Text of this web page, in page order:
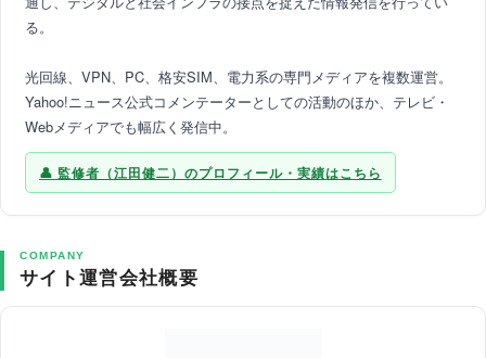
る。
光回線、VPN、PC、格安SIM、電力系の専門メディアを複数運営。
Yahoo!ニュース公式コメンテーターとしての活動のほか、テレビ・
Webメディアでも幅広く発信中。
監修者（江田健二）のプロフィール・実績はこちら
COMPANY
サイト運営会社概要